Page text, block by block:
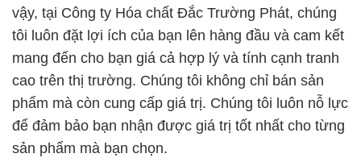
vậy, tại Công ty Hóa chất Đắc Trường Phát, chúng
tôi luôn đặt lợi ích của bạn lên hàng đầu và cam kết
mang đến cho bạn giá cả hợp lý và tính cạnh tranh
cao trên thị trường. Chúng tôi không chỉ bán sản
phẩm mà còn cung cấp giá trị. Chúng tôi luôn nỗ lực
để đảm bảo bạn nhận được giá trị tốt nhất cho từng
sản phẩm mà bạn chọn.